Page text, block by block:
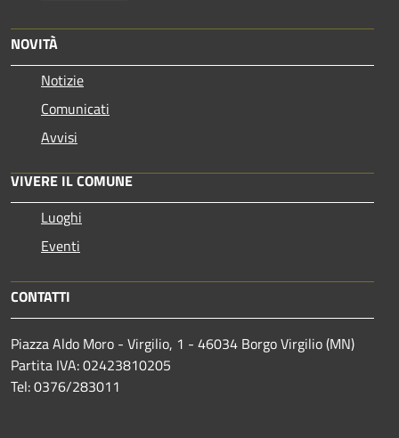
NOVITÀ
Notizie
Comunicati
Avvisi
VIVERE IL COMUNE
Luoghi
Eventi
CONTATTI
Piazza Aldo Moro - Virgilio, 1 - 46034 Borgo Virgilio (MN)
Partita IVA: 02423810205
Tel: 0376/283011